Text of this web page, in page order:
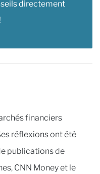
directement
financiers
réflexions ont été
publications de
CNN Money et le